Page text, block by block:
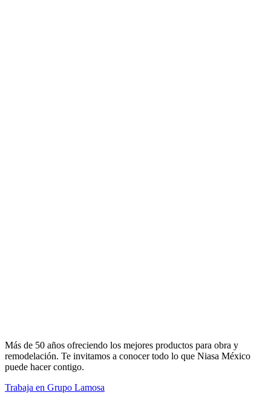
Más de 50 años ofreciendo los mejores productos para obra y
remodelación. Te invitamos a conocer todo lo que Niasa México
puede hacer contigo.
Trabaja en Grupo Lamosa